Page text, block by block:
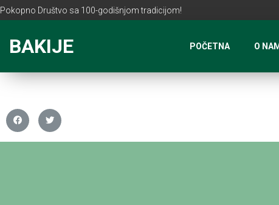
Pokopno Društvo sa 100-godišnjom tradicijom!
BAKIJE POČETNA O